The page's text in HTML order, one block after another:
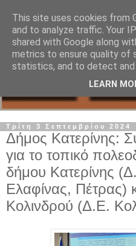
Τρίτη 3 Σεπτεμβρίου 2024
Δήμος Κατερίνης:
για το τοπικό
δήμου Κατερίνης
Ελαφίνας, Πέτρας)
Κολινδρού (Δ.Ε.
This site uses cookies from
and to analyze traffic. Your
shared with Google along
metrics to ensure quality of
statistics, and to detect and
LEARN